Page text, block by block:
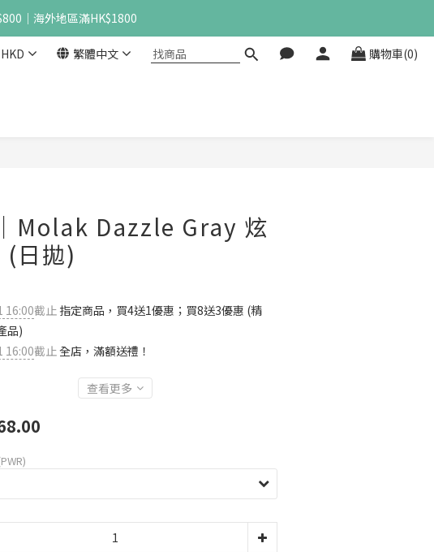
｜海外地區滿HK$1800
HKD 繁體中文 購物車(0)
Molak Dazzle Gray 炫
(日拋)
16:00截止 指定商品，買4送1優惠；買8送3優惠 (精
品)
16:00截止全店，滿額送禮！
查看更多